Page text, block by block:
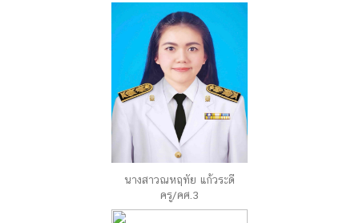
นางสาวณหฤทัย แก้วระดี
ครู/คศ.3